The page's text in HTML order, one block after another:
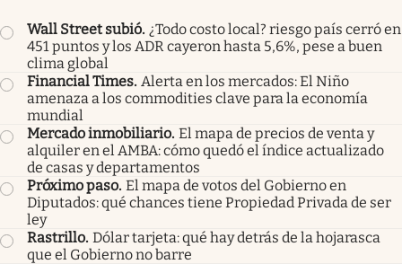
Wall Street subió. ¿Todo costo local? riesgo país cerró en
451 puntos y los ADR cayeron hasta 5,6%, pese a buen
clima global
Financial Times. Alerta en los mercados: El Niño
amenaza a los commodities clave para la economía
mundial
Mercado inmobiliario. El mapa de precios de venta y
alquiler en el AMBA: cómo quedó el índice actualizado
de casas y departamentos
Próximo paso. El mapa de votos del Gobierno en
Diputados: qué chances tiene Propiedad Privada de ser
ley
Rastrillo. Dólar tarjeta: qué hay detrás de la hojarasca
que el Gobierno no barre